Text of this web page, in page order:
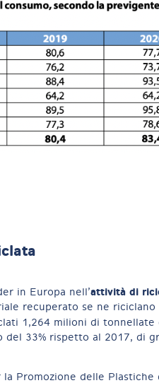
in Europa nell’attività di
recuperato se ne
1,264 milioni di
33% rispetto al 2017, di
Promozione delle Plastiche